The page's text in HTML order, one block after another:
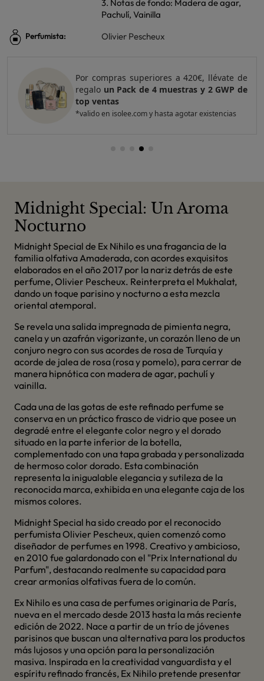
3. Notas de fondo: Madera de agar,
Pachulí, Vainilla
Perfumista: Olivier Pescheux
Por compras superiores a 420€, llévate de
regalo un Pack de 4 muestras y 2 GWP de
top ventas
*valido en isolee.com y hasta agotar existencias
Midnight Special: Un Aroma
Nocturno
Midnight Special de Ex Nihilo es una fragancia de la
familia olfativa Amaderada, con acordes exquisitos
elaborados en el año 2017 por la nariz detrás de este
perfume, Olivier Pescheux. Reinterpreta el Mukhalat,
dando un toque parisino y nocturno a esta mezcla
oriental atemporal.
Se revela una salida impregnada de pimienta negra,
canela y un azafrán vigorizante, un corazón lleno de un
conjuro negro con sus acordes de rosa de Turquía y
acorde de jalea de rosa (rosa y pomelo), para cerrar de
manera hipnótica con madera de agar, pachulí y
vainilla.
Cada una de las gotas de este refinado perfume se
conserva en un práctico frasco de vidrio que posee un
degradé entre el elegante color negro y el dorado
situado en la parte inferior de la botella,
complementado con una tapa grabada y personalizada
de hermoso color dorado. Esta combinación
representa la inigualable elegancia y sutileza de la
reconocida marca, exhibida en una elegante caja de los
mismos colores.
Midnight Special ha sido creado por el reconocido
perfumista Olivier Pescheux, quien comenzó como
diseñador de perfumes en 1998. Creativo y ambicioso,
en 2010 fue galardonado con el "Prix International du
Parfum", destacando realmente su capacidad para
crear armonías olfativas fuera de lo común.
Ex Nihilo es una casa de perfumes originaria de París,
nueva en el mercado desde 2013 hasta la más reciente
edición de 2022. Nace a partir de un trío de jóvenes
parisinos que buscan una alternativa para los productos
más lujosos y una opción para la personalización
masiva. Inspirada en la creatividad vanguardista y el
espíritu refinado francés, Ex Nihilo pretende presentar